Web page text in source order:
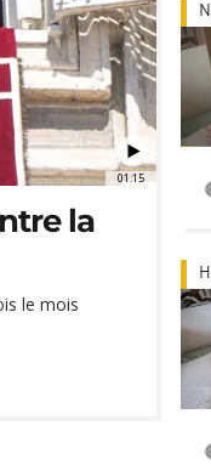
01:15
la
le mois